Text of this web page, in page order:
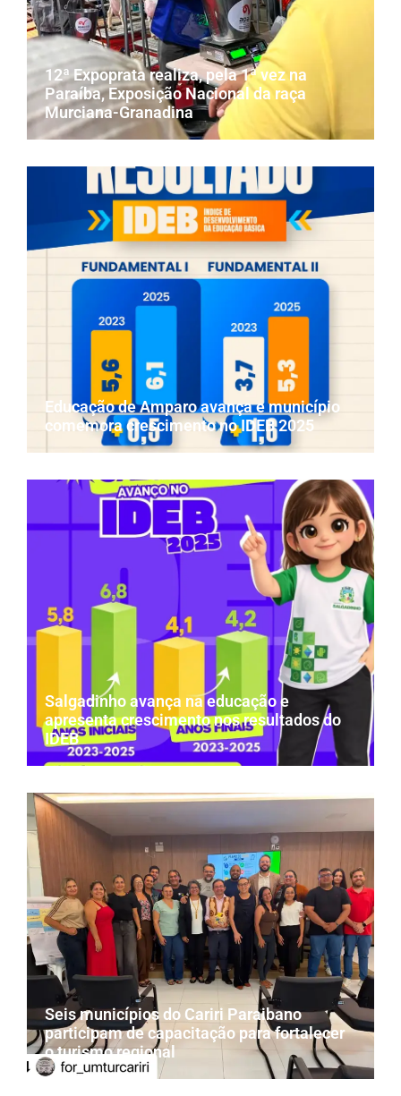
12ª Expoprata realiza, pela 1ª vez na
Paraíba, Exposição Nacional da raça
Murciana-Granadina
Educação de Amparo avança e município
comemora crescimento no IDEB 2025
Salgadinho avança na educação e
apresenta crescimento nos resultados do
IDEB
Seis municípios do Cariri Paraibano
participam de capacitação para fortalecer
o turismo regional